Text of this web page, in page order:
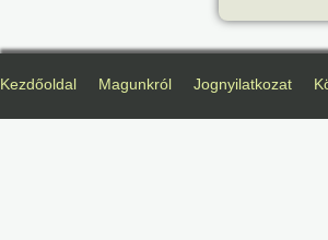
Kezdőoldal Magunkról Jognyilatkozat